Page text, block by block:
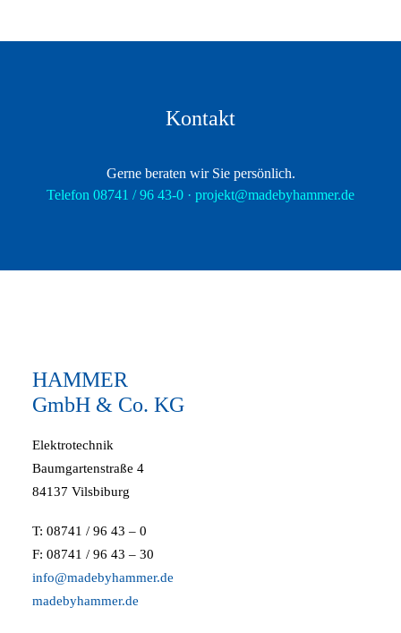
Kontakt
Gerne beraten wir Sie persönlich.
Telefon 08741 / 96 43-0 · projekt@madebyhammer.de
HAMMER
GmbH & Co. KG
Elektrotechnik
Baumgartenstraße 4
84137 Vilsbiburg
T: 08741 / 96 43 – 0
F: 08741 / 96 43 – 30
info@madebyhammer.de
madebyhammer.de